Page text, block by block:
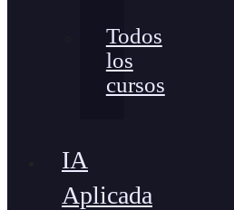
Todos
los
cursos
IA
Aplicada